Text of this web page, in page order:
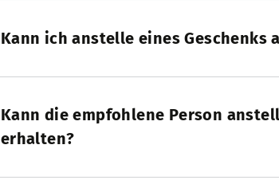
Kann ich anstelle eines Geschenks
Kann die empfohlene Person
erhalten?